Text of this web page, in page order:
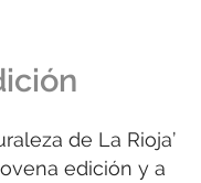
de La Rioja’
edición y a